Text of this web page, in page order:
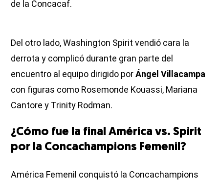
de la Concacaf.
Del otro lado, Washington Spirit vendió cara la
derrota y complicó durante gran parte del
encuentro al equipo dirigido porÁngel Villacampa
con figuras como Rosemonde Kouassi, Mariana
Cantore y Trinity Rodman.
¿Cómo fue la final América vs. Spirit
por la Concachampions Femenil?
América Femenil conquistó la Concachampions